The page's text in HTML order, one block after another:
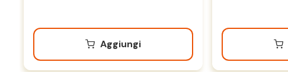
Aggiungi